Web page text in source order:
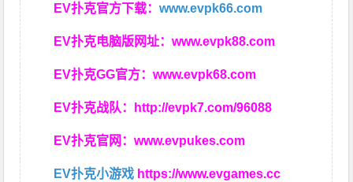
EV扑克官方下载：www.evpk66.com
EV扑克电脑版网址：www.evpk88.com
EV扑克GG官方：www.evpk68.com
EV扑克战队： http://evpk7.com/96088
EV扑克官网：www.evpukes.com
EV扑克小游戏 https://www.evgames.cc